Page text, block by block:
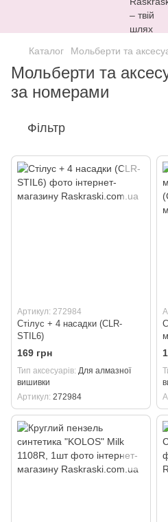
Каталог Мольберти та
Мольберти та
за номерами
Фільтр
Артикул: 272984
Стілус + 4 насадки (CLR-
STIL6)
169 грн
Тип аксесуарів Для алмазної
вишивки
Артикул 272984